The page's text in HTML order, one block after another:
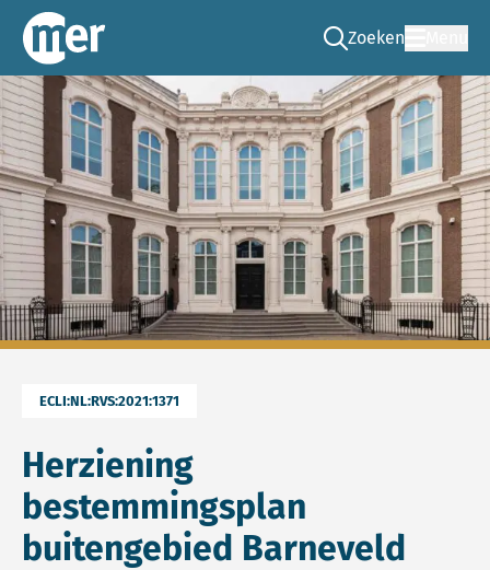
Commissie mer
Zoeken
Ga naar de zoek
ECLI:NL:RVS:2021:1371
Herziening
bestemmingsplan
buitengebied Barneveld